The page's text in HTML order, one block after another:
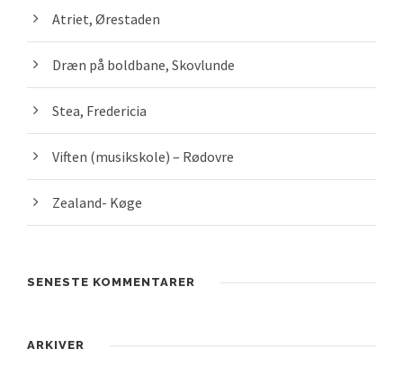
Atriet, Ørestaden
Dræn på boldbane, Skovlunde
Stea, Fredericia
Viften (musikskole) – Rødovre
Zealand- Køge
SENESTE KOMMENTARER
ARKIVER